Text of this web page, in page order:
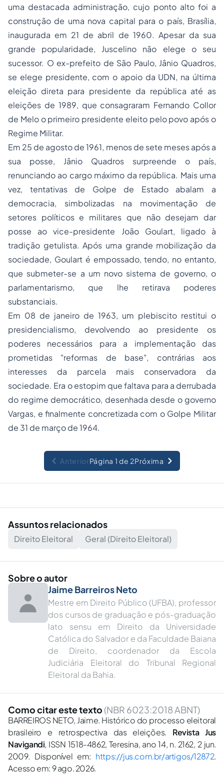
uma destacada administração, cujo ponto alto foi a
construção de uma nova capital para o país, Brasília,
inaugurada em 21 de abril de 1960. Apesar da sua
grande popularidade, Juscelino não elege o seu
sucessor. O ex-prefeito de São Paulo, Jânio Quadros,
se elege presidente, com o apoio da UDN, na última
eleição direta para presidente da república até as
eleições de 1989, que consagraram Fernando Collor
de Melo o primeiro presidente eleito pelo povo após o
Regime Militar.
Em 25 de agosto de 1961, menos de sete meses após a
sua posse, Jânio Quadros surpreende o país,
renunciando ao cargo máximo da república. Mais uma
vez, tentativas de Golpe de Estado abalam a
democracia, simbolizadas na movimentação de
setores políticos e militares que não desejam dar
posse ao vice-presidente João Goulart, ligado à
tradição getulista. Após uma grande mobilização da
sociedade, Goulart é empossado, tendo, no entanto,
que submeter-se a um novo sistema de governo, o
parlamentarismo, que lhe retirava poderes
substanciais.
Em 08 de janeiro de 1963, um plebiscito restitui o
presidencialismo, devolvendo ao presidente os
poderes necessários para a implementação das
prometidas "reformas de base", contrárias aos
interesses da parcela mais conservadora da
sociedade. Era o estopim que faltava para a derrubada
do regime democrático, desenhada desde o governo
Vargas, e finalmente concretizada com o Golpe Militar
de 31 de março de 1964.
AnteriorPágina 1 de 2Próxima
Assuntos relacionados
Direito Eleitoral Geral (Direito Eleitoral)
Sobre o autor
Jaime Barreiros Neto
Mestre em Direito Público (UFBA), professor
dos cursos de graduação e pós-graduação
lato sensu em Direito da Universidade
Católica do Salvador e da Faculdade Baiana
de Direito, coordenador da Escola
Judiciária Eleitoral do Tribunal Regional
Eleitoral da Bahia.
Como citar este texto (NBR 6023:2018 ABNT)
BARREIROS NETO, Jaime. Histórico do processo eleitoral
brasileiro e retrospectiva das eleições. Revista Jus
Navigandi, ISSN 1518-4862, Teresina, ano 14, n. 2162, 2 jun.
2009. Disponível em: https://jus.com.br/artigos/12872.
Acesso em: 9 ago. 2026.